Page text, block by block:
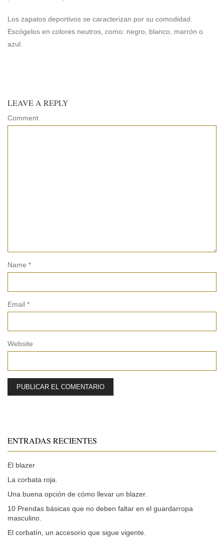
Los zapatos deportivos se caracterizan por su comodidad.
Escógelos en colores neutros, como: negro, blanco, marrón o
azul.
LEAVE A REPLY
Comment
Name *
Email *
Website
ENTRADAS RECIENTES
El blazer
La corbata roja.
Una buena opción de cómo llevar un blazer.
10 Prendas básicas que no deben faltar en el guardarropa
masculino.
El corbatín, un accesorio que sigue vigente.